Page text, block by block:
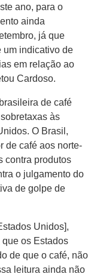
ano, para o
ainda
já que
um indicativo de
em relação ao
Cardoso.
de café
às
O Brasil,
de café aos norte-
contra produtos
o julgamento do
de golpe de
Unidos],
os Estados
de que o café, não
leitura ainda não